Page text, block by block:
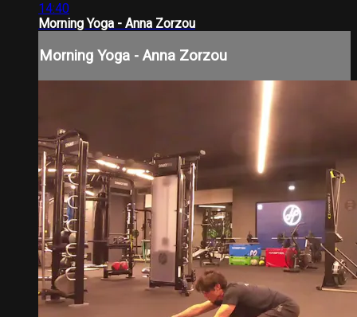
14:40
Morning Yoga - Anna Zorzou
Morning Yoga - Anna Zorzou